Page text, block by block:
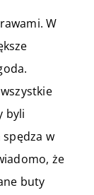
W
byli
w
że
buty